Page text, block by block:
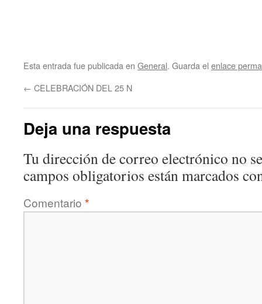
Esta entrada fue publicada en General. Guarda el enlace
← CELEBRACIÓN DEL 25 N
Deja una respuesta
Tu dirección de correo electrónico no
campos obligatorios están marcados
Comentario *